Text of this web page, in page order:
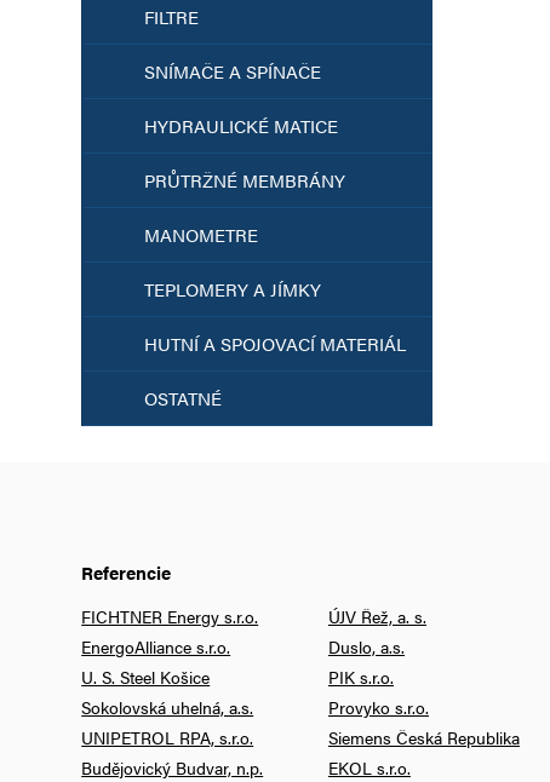
FILTRE
SNÍMAČE A SPÍNAČE
HYDRAULICKÉ MATICE
PRŮTRŽNÉ MEMBRÁNY
MANOMETRE
TEPLOMERY A JÍMKY
HUTNÍ A SPOJOVACÍ MATERIÁL
OSTATNÉ
Referencie
FICHTNER Energy s.r.o.
EnergoAlliance s.r.o.
U. S. Steel Košice
Sokolovská uhelná, a.s.
UNIPETROL RPA, s.r.o.
Budějovický Budvar, n.p.
ÚJV Řež, a. s.
Duslo, a.s.
PIK s.r.o.
Provyko s.r.o.
Siemens Česká Republika
EKOL s.r.o.